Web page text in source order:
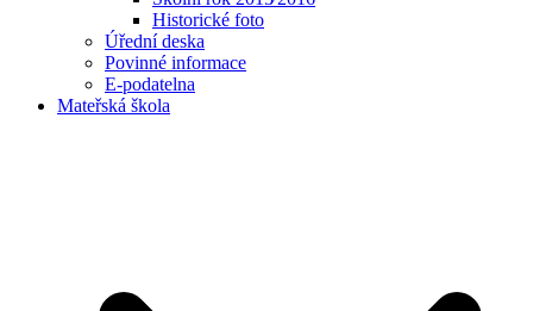
Historické foto
Úřední deska
Povinné informace
E-podatelna
Mateřská škola